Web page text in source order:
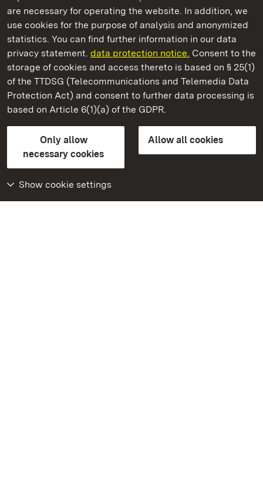
are necessary for operating the website. In addition, we
use cookies for the purpose of analysis and anonymized
statistics. You can find further information in our data
privacy statement. data protection notice. Consent to the
storage of cookies and access thereto is based on § 25(1)
of the TTDSG (Telecommunications and Telemedia Data
Protection Act) and consent to further data processing is
based on Article 6(1)(a) of the GDPR.
Only allow
necessary cookies
Allow all cookies
Show cookie settings
State Palaces and Gardens of Baden-Wuerttemberg
Staatliche Schlösser und Gärten Baden‑Württemberg
State Palaces and Gardens of Baden-Wuerttemberg
Contact usFAQMasthead
Declaration on barrier-free access
BITV-konform (geprüfte Seiten)